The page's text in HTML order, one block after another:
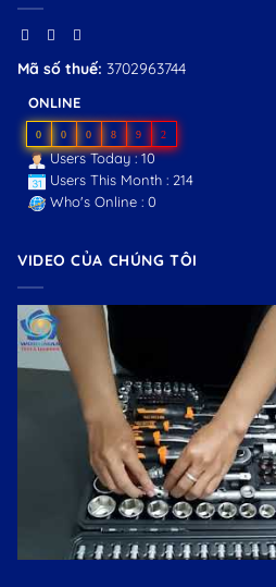
Mã số thuế: 3702963744
ONLINE
0 0 0 8 9 2
Users Today : 10
Users This Month : 214
Who's Online : 0
VIDEO CỦA CHÚNG TÔI